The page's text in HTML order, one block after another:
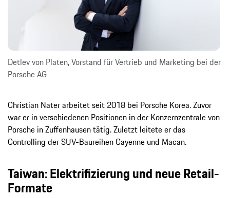
Detlev von Platen, Vorstand für Vertrieb und Marketing bei der
Porsche AG
Christian Nater arbeitet seit 2018 bei Porsche Korea. Zuvor
war er in verschiedenen Positionen in der Konzernzentrale von
Porsche in Zuffenhausen tätig. Zuletzt leitete er das
Controlling der SUV-Baureihen Cayenne und Macan.
Taiwan: Elektrifizierung und neue Retail-
Formate